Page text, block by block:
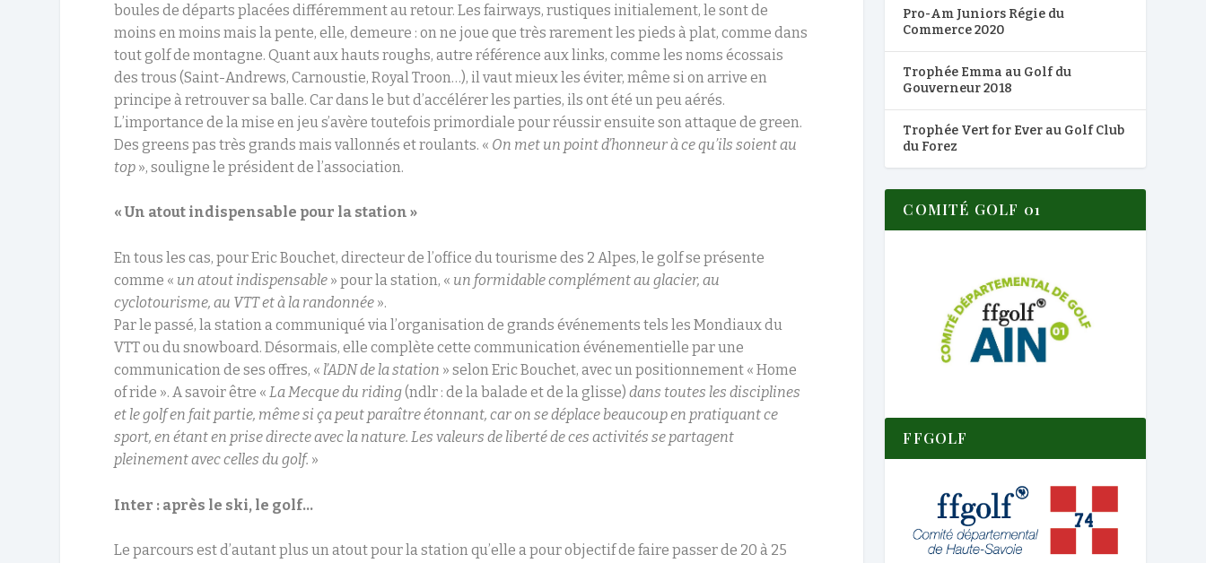
boules de départs placées différemment au retour. Les fairways, rustiques initialement, le sont de
moins en moins mais la pente, elle, demeure : on ne joue que très rarement les pieds à plat, comme dans
tout golf de montagne. Quant aux hauts roughs, autre référence aux links, comme les noms écossais
des trous (Saint-Andrews, Carnoustie, Royal Troon…), il vaut mieux les éviter, même si on arrive en
principe à retrouver sa balle. Car dans le but d’accélérer les parties, ils ont été un peu aérés.
L’importance de la mise en jeu s’avère toutefois primordiale pour réussir ensuite son attaque de green.
Des greens pas très grands mais vallonnés et roulants. « On met un point d’honneur à ce qu’ils soient au
top », souligne le président de l’association.
« Un atout indispensable pour la station »
En tous les cas, pour Eric Bouchet, directeur de l’office du tourisme des 2 Alpes, le golf se présente
comme « un atout indispensable » pour la station, « un formidable complément au glacier, au
cyclotourisme, au VTT et à la randonnée ».
Par le passé, la station a communiqué via l’organisation de grands événements tels les Mondiaux du
VTT ou du snowboard. Désormais, elle complète cette communication événementielle par une
communication de ses offres, « l’ADN de la station » selon Eric Bouchet, avec un positionnement « Home
of ride ». A savoir être «La Mecque du riding(ndlr : de la balade et de la glisse)dans toutes les disciplines
et le golf en fait partie, même si ça peut paraître étonnant, car on se déplace beaucoup en pratiquant ce
sport, en étant en prise directe avec la nature. Les valeurs de liberté de ces activités se partagent
pleinement avec celles du golf. »
Inter : après le ski, le golf…
Le parcours est d’autant plus un atout pour la station qu’elle a pour objectif de faire passer de 20 à 25
Pro-Am Juniors Régie du
Commerce 2020
Trophée Emma au Golf du
Gouverneur 2018
Trophée Vert for Ever au Golf Club
du Forez
COMITÉ GOLF 01
FFGOLF